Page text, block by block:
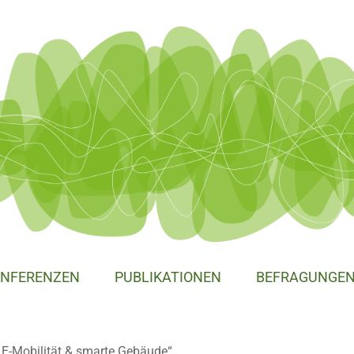
PUBLIKATIONEN BEFRAGUNGEN